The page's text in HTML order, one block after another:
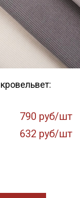
790 руб/шт
632 руб/шт